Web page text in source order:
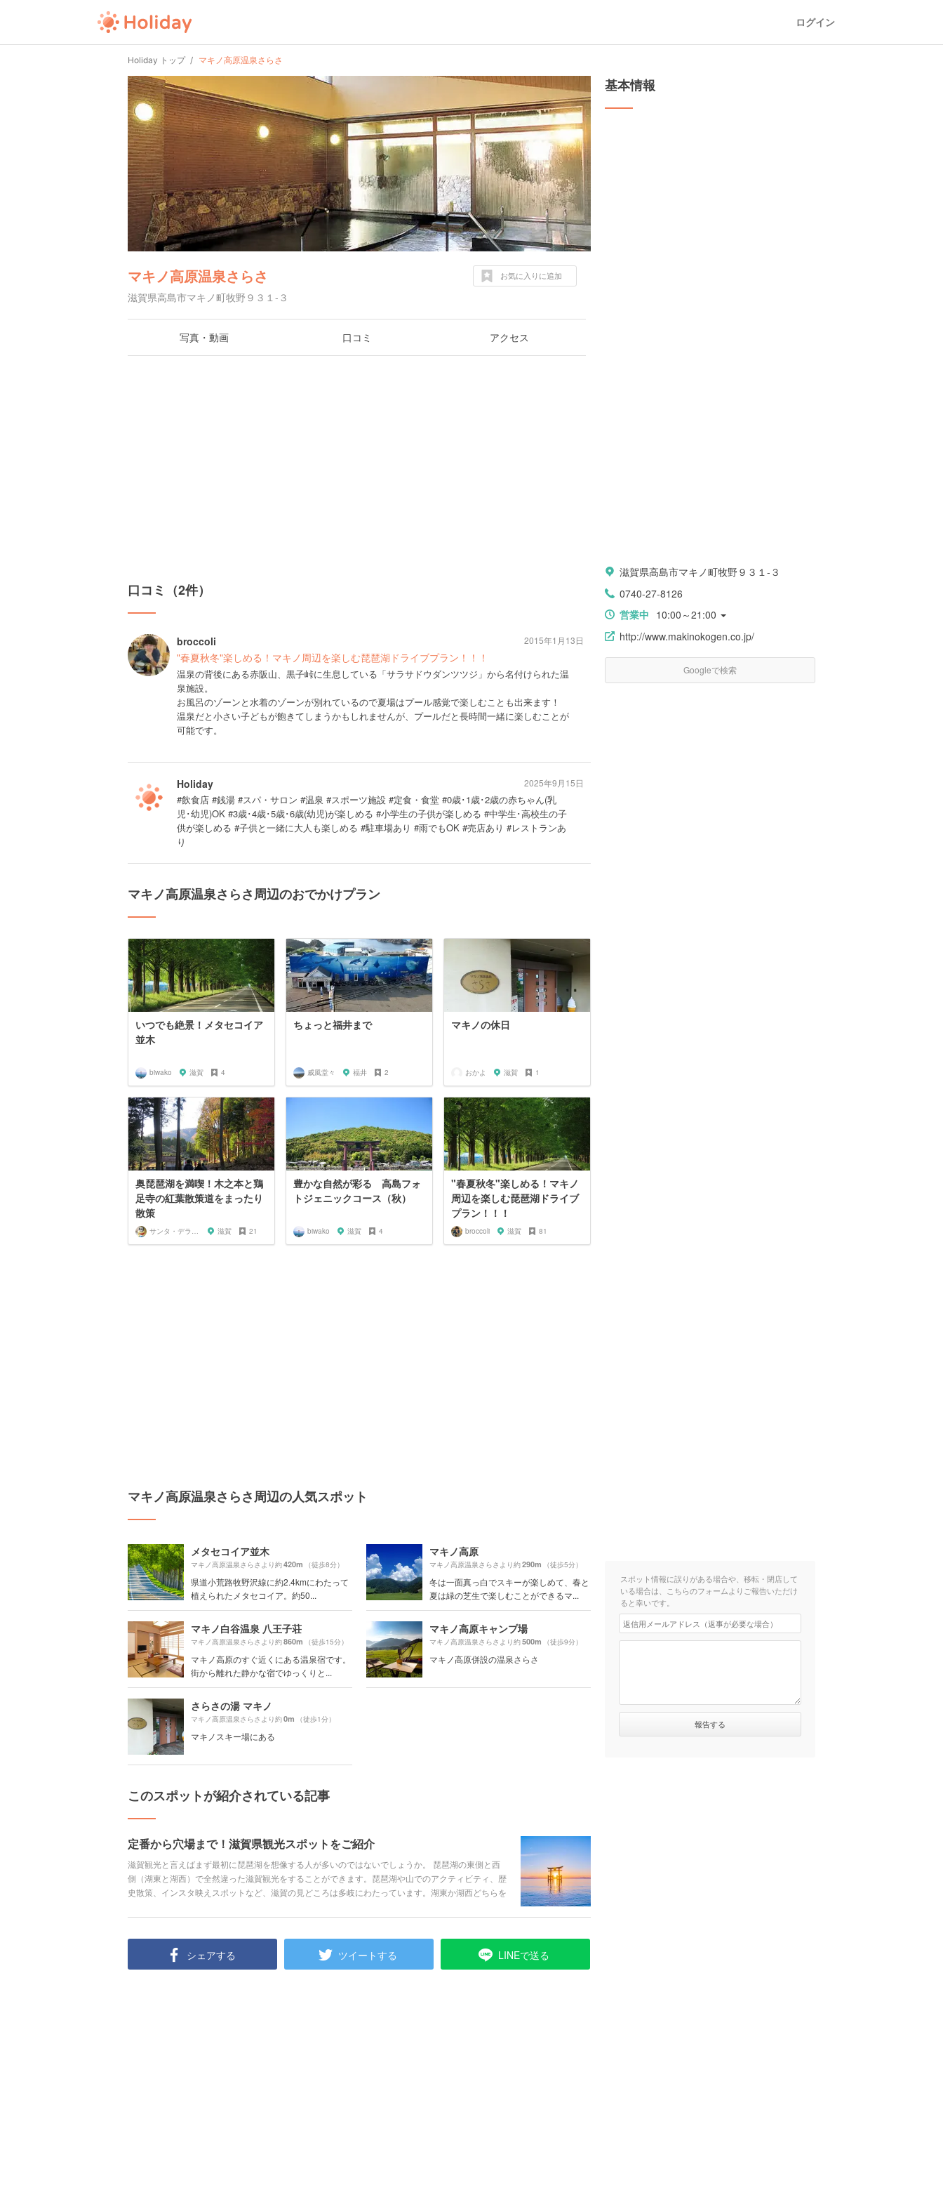
ログイン
Holiday トップ マキノ高原温泉さらさ
マキノ高原温泉さらさ
滋賀県高島市マキノ町牧野９３１-３
お気に入りに追加
写真・動画 口コミ アクセス
口コミ（2件）
broccoli
"春夏秋冬"楽しめる！マキノ周辺を楽しむ琵琶湖ドライブプラン！！！
温泉の背後にある赤阪山、黒子峠に生息している「サラサドウダンツツジ」から名付けられた温
泉施設。
お風呂のゾーンと水着のゾーンが別れているので夏場はプール感覚で楽しむことも出来ます！
温泉だと小さい子どもが飽きてしまうかもしれませんが、プールだと長時間一緒に楽しむことが
可能です。
2015年1月13日
Holiday
#飲食店 #銭湯 #スパ・サロン #温泉 #スポーツ施設 #定食・食堂 #0歳･1歳･2歳の赤ちゃん(乳
児･幼児)OK #3歳･4歳･5歳･6歳(幼児)が楽しめる #小学生の子供が楽しめる #中学生･高校生の子
供が楽しめる #子供と一緒に大人も楽しめる #駐車場あり #雨でもOK #売店あり #レストランあ
り
2025年9月15日
マキノ高原温泉さらさ周辺のおでかけプラン
いつでも絶景！メタセコイア
並木
biwako 滋賀 4
ちょっと福井まで
威風堂々 福井 2
マキノの休日
おかよ 滋賀 1
奥琵琶湖を満喫！木之本と鶏
足寺の紅葉散策道をまったり
散策
サンタ・デラックス 滋賀 21
豊かな自然が彩る 高島フォ
トジェニックコース（秋）
biwako 滋賀 4
"春夏秋冬"楽しめる！マキノ
周辺を楽しむ琵琶湖ドライブ
プラン！！！
broccoli 滋賀 81
マキノ高原温泉さらさ周辺の人気スポット
メタセコイア並木
マキノ高原温泉さらさより約420m （徒歩8分）
県道小荒路牧野沢線に約2.4kmにわたって
植えられたメタセコイア。約50...
マキノ高原
マキノ高原温泉さらさより約290m （徒歩5分）
冬は一面真っ白でスキーが楽しめて、春と
夏は緑の芝生で楽しむことができるマ...
マキノ白谷温泉 八王子荘
マキノ高原温泉さらさより約860m （徒歩15分）
マキノ高原のすぐ近くにある温泉宿です。
街から離れた静かな宿でゆっくりと...
マキノ高原キャンプ場
マキノ高原温泉さらさより約500m （徒歩9分）
マキノ高原併設の温泉さらさ
さらさの湯 マキノ
マキノ高原温泉さらさより約0m （徒歩1分）
マキノスキー場にある
このスポットが紹介されている記事
定番から穴場まで！滋賀県観光スポットをご紹介
滋賀観光と言えばまず最初に琵琶湖を想像する人が多いのではないでしょうか。 琵琶湖の東側と西
側（湖東と湖西）で全然違った滋賀観光をすることができます。琵琶湖や山でのアクティビティ、歴
史散策、インスタ映えスポットなど、滋賀の見どころは多岐にわたっています。湖東か湖西どちらを
分に合った観光ルートをつくってみてください。
シェアする ツイートする LINEで送る
基本情報
滋賀県高島市マキノ町牧野９３１-３
0740-27-8126
営業中 10:00～21:00
http://www.makinokogen.co.jp/
Googleで検索
スポット情報に誤りがある場合や、移転・閉店して
いる場合は、こちらのフォームよりご報告いただけ
ると幸いです。